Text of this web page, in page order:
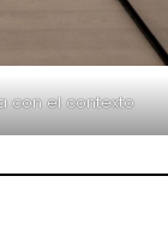
con el contexto